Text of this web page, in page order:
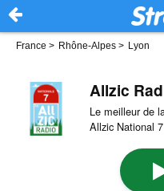
France > Rhône-Alpes > Lyon
Allzic
Le meilleur de
Allzic National